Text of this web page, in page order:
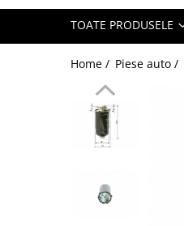
Curatare si intretinere piele
Plastice interioare
Perii si pensule
Curatare geamuri auto
TOATE PRODUSELE
Home / Piese auto /